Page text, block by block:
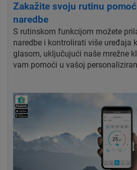
Zakažite svoju rutinu
naredbe
S rutinskom funkcijom možete
naredbe i kontrolirati više uređaja
glasom, uključujući naše mrežne
vam pomoći u vašoj